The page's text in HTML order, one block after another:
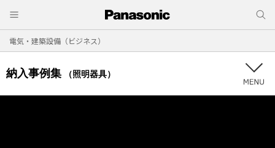
電気・建築設備（ビジネス）
納入事例集 （照明器具）